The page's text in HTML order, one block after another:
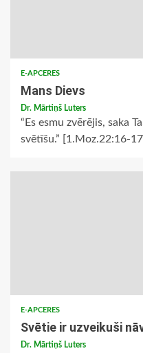
E-APCERES
Mans Dievs
Dr. Mārtiņš Luters
“Es esmu zvērējis, saka
svētīšu.” [1.Moz.22:16-
E-APCERES
Svētie ir uzveikuši
Dr. Mārtiņš Luters